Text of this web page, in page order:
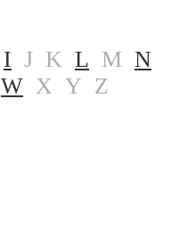
I J K L M N
W X Y Z